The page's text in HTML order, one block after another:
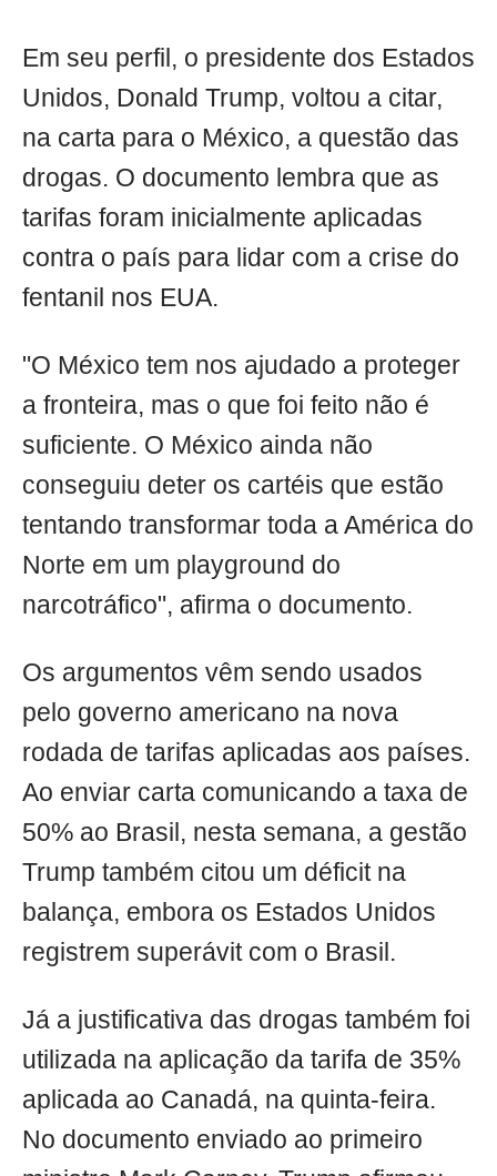
Em seu perfil, o presidente dos Estados
Unidos, Donald Trump, voltou a citar,
na carta para o México, a questão das
drogas. O documento lembra que as
tarifas foram inicialmente aplicadas
contra o país para lidar com a crise do
fentanil nos EUA.
"O México tem nos ajudado a proteger
a fronteira, mas o que foi feito não é
suficiente. O México ainda não
conseguiu deter os cartéis que estão
tentando transformar toda a América do
Norte em um playground do
narcotráfico", afirma o documento.
Os argumentos vêm sendo usados
pelo governo americano na nova
rodada de tarifas aplicadas aos países.
Ao enviar carta comunicando a taxa de
50% ao Brasil, nesta semana, a gestão
Trump também citou um déficit na
balança, embora os Estados Unidos
registrem superávit com o Brasil.
Já a justificativa das drogas também foi
utilizada na aplicação da tarifa de 35%
aplicada ao Canadá, na quinta-feira.
No documento enviado ao primeiro